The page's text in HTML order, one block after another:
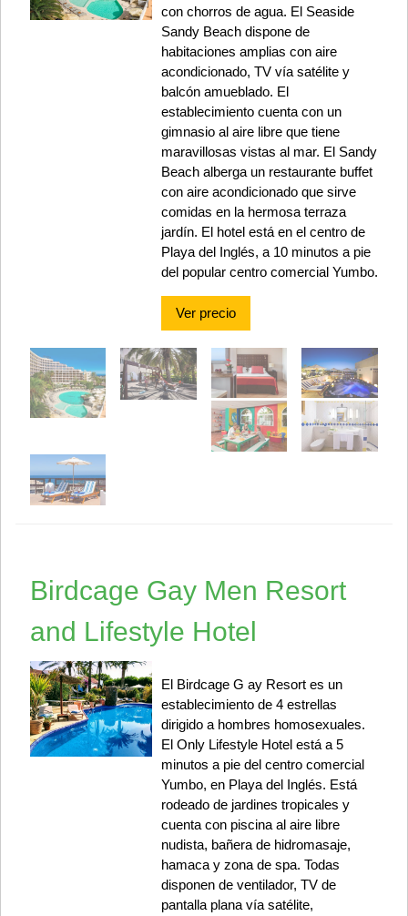
con chorros de agua. El Seaside
Sandy Beach dispone de
habitaciones amplias con aire
acondicionado, TV vía satélite y
balcón amueblado. El
establecimiento cuenta con un
gimnasio al aire libre que tiene
maravillosas vistas al mar. El Sandy
Beach alberga un restaurante buffet
con aire acondicionado que sirve
comidas en la hermosa terraza
jardín. El hotel está en el centro de
Playa del Inglés, a 10 minutos a pie
del popular centro comercial Yumbo.
Ver precio
Birdcage Gay Men Resort
and Lifestyle Hotel
El Birdcage G ay Resort es un
establecimiento de 4 estrellas
dirigido a hombres homosexuales.
El Only Lifestyle Hotel está a 5
minutos a pie del centro comercial
Yumbo, en Playa del Inglés. Está
rodeado de jardines tropicales y
cuenta con piscina al aire libre
nudista, bañera de hidromasaje,
hamaca y zona de spa. Todas
disponen de ventilador, TV de
pantalla plana vía satélite,